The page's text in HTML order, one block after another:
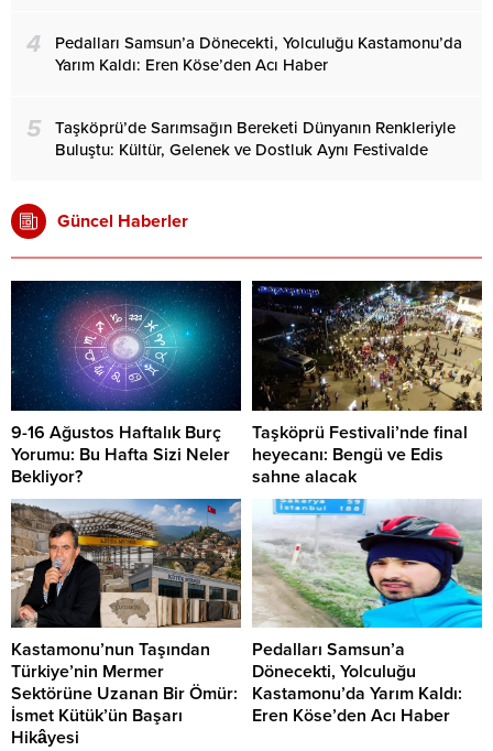
4
Pedalları Samsun’a Dönecekti, Yolculuğu Kastamonu’da
Yarım Kaldı: Eren Köse’den Acı Haber
5
Taşköprü’de Sarımsağın Bereketi Dünyanın Renkleriyle
Buluştu: Kültür, Gelenek ve Dostluk Aynı Festivalde
Güncel Haberler
9-16 Ağustos Haftalık Burç
Yorumu: Bu Hafta Sizi Neler
Bekliyor?
Taşköprü Festivali’nde final
heyecanı: Bengü ve Edis
sahne alacak
Kastamonu’nun Taşından
Türkiye’nin Mermer
Sektörüne Uzanan Bir Ömür:
İsmet Kütük’ün Başarı
Hikâyesi
Pedalları Samsun’a
Dönecekti, Yolculuğu
Kastamonu’da Yarım Kaldı:
Eren Köse’den Acı Haber